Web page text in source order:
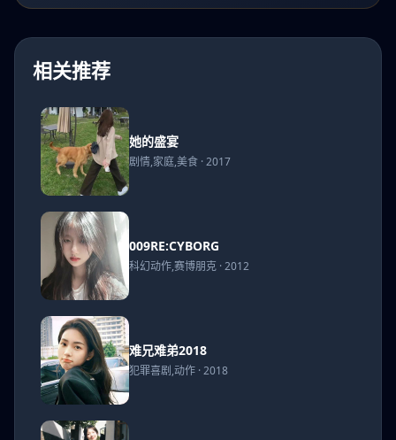
相关推荐
她的
盛宴
她的盛宴
剧情,家庭,美食 · 2017
009RE:CYBORG
009RE:CYBORG
科幻动作,赛博朋克 · 2012
难兄
难弟
2018
难兄难弟2018
犯罪喜剧,动作 · 2018